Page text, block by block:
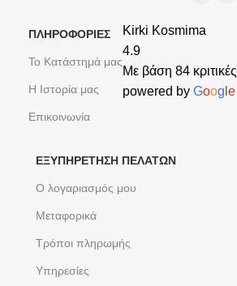
ΠΛΗΡΟΦΟΡΙΕΣ
Το Κατάστημά μας
Η Ιστορία μας
Επικοινωνία
Kirki Kosmima
4.9
Με βάση 84 κριτικές
powered by Goog e
ΕΞΥΠΗΡΈΤΗΣΗ ΠΕΛΑΤΏΝ
Ο λογαριασμός μου
Μεταφορικά
Τρόποι πληρωμής
Υπηρεσίες